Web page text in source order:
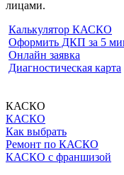
лицами.
Калькулятор КАСКО
Оформить ДКП за 5
Онлайн заявка
Диагностическая карта
КАСКО
КАСКО
Как выбрать
Ремонт по КАСКО
КАСКО с франшизой